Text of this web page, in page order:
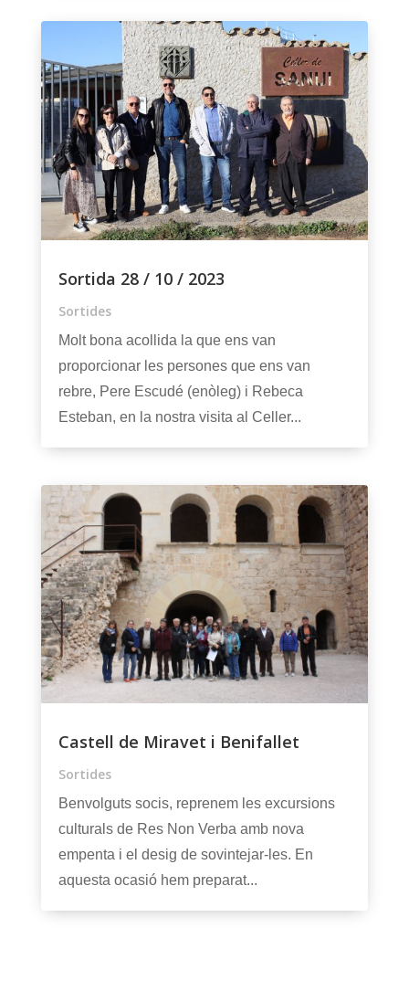
Sortida 28 / 10 / 2023
Sortides
Molt bona acollida la que ens van
proporcionar les persones que ens van
rebre, Pere Escudé (enòleg) i Rebeca
Esteban, en la nostra visita al Celler...
Castell de Miravet i Benifallet
Sortides
Benvolguts socis, reprenem les excursions
culturals de Res Non Verba amb nova
empenta i el desig de sovintejar-les. En
aquesta ocasió hem preparat...